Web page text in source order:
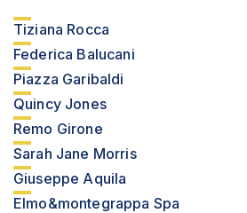
Tiziana Rocca
Federica Balucani
Piazza Garibaldi
Quincy Jones
Remo Girone
Sarah Jane Morris
Giuseppe Aquila
Elmo&montegrappa Spa